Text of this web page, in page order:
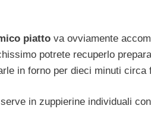
piatto va ovviamente
potrete recuperlo
in forno per dieci minuti circa
in zuppierine individuali